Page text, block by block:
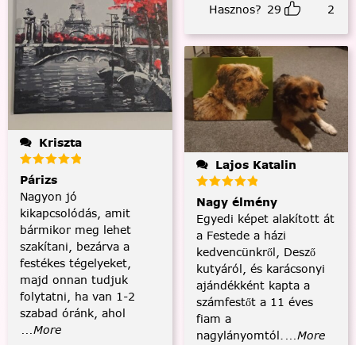
Kriszta
Párizs
Nagyon jó
kikapcsolódás, amit
bármikor meg lehet
szakítani, bezárva a
festékes tégelyeket,
majd onnan tudjuk
folytatni, ha van 1-2
szabad óránk, ahol
...More
Hasznos? 29 2
Lajos Katalin
Nagy élmény
Egyedi képet alakított át
a Festede a házi
kedvencünkről, Desző
kutyáról, és karácsonyi
ajándékként kapta a
számfestőt a 11 éves
fiam a
nagylányomtól. ...More